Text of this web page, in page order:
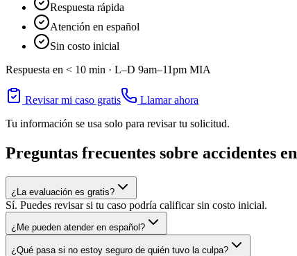
Respuesta rápida
Atención en español
Sin costo inicial
Respuesta en < 10 min · L–D 9am–11pm MIA
Revisar mi caso gratis
Llamar ahora
Tu información se usa solo para revisar tu solicitud.
Preguntas frecuentes sobre accidentes en
¿La evaluación es gratis?
Sí. Puedes revisar si tu caso podría calificar sin costo inicial.
¿Me pueden atender en español?
¿Qué pasa si no estoy seguro de quién tuvo la culpa?